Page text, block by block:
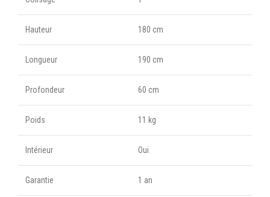
Hauteur 180 cm
Longueur 190 cm
Profondeur 60 cm
Poids 11 kg
Intérieur Oui
Garantie 1 an